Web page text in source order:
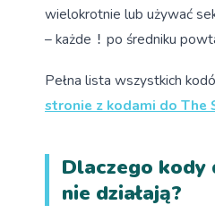
wielokrotnie lub używać
– każde ! po średniku
Pełna lista wszystkich
stronie z kodami do The
Dlaczego kody
nie działają?